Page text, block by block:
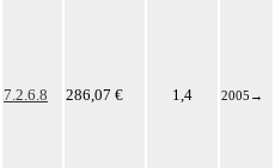
7.2.6.8 286,07 € 1,4 2005 →